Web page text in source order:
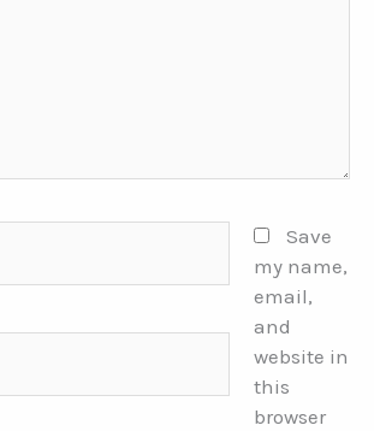
Save
my name,
email,
and
website in
this
browser